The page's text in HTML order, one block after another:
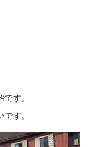
す。
す。